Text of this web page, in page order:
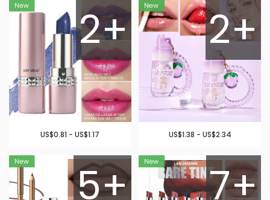
2+
US$1.38 - US$2.34
2+
US$0.81 - US$1.17
7+
5+